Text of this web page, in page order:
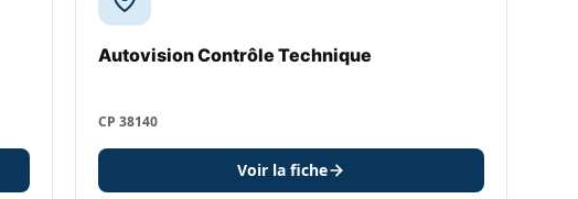
Autovision Contrôle Technique
CP 38140
Voir la fiche